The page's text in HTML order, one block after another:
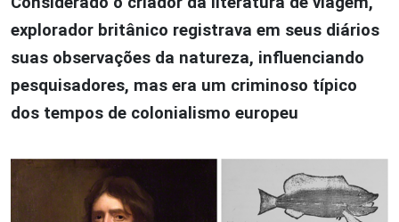
explorador britânico registrava em seus diários
suas observações da natureza, influenciando
pesquisadores, mas era um criminoso típico
dos tempos de colonialismo europeu